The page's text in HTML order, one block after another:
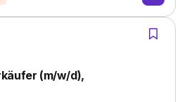
(m/w/d),